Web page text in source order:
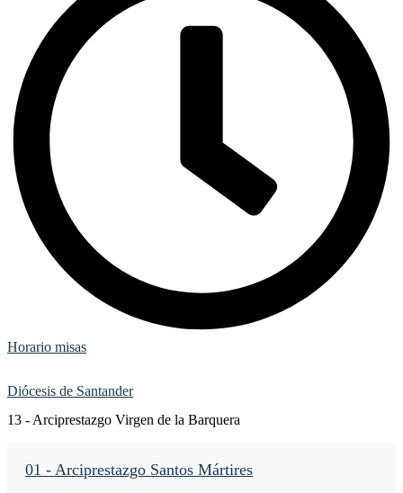
Horario misas
Diócesis de Santander
13 - Arciprestazgo Virgen de la Barquera
01 - Arciprestazgo Santos Mártires